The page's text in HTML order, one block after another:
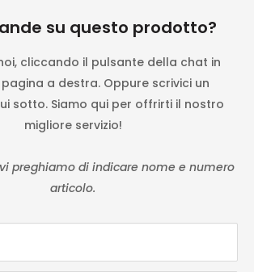
su questo prodotto?
cliccando il pulsante della chat in
a destra. Oppure scrivici un
sotto. Siamo qui per offrirti il nostro
migliore servizio!
preghiamo di indicare nome e numero
articolo.